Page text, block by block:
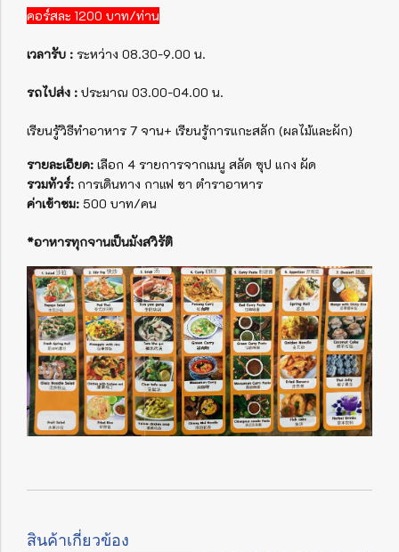
คอร์สละ 1200 บาท/ท่าน
เวลารับ : ระหว่าง 08.30-9.00 น.
รถไปส่ง : ประมาณ 03.00-04.00 น.
เรียนรู้วิธีทำอาหาร 7 จาน+ เรียนรู้การแกะสลัก (ผลไม้และผัก)
รายละเอียด: เลือก 4 รายการจากเมนู สลัด ซุป แกง ผัด
รวมทัวร์: การเดินทาง กาแฟ ชา ตำราอาหาร
ค่าเข้าชม: 500 บาท/คน
*อาหารทุกจานเป็นมังสวิรัติ
สินค้าเกี่ยวข้อง